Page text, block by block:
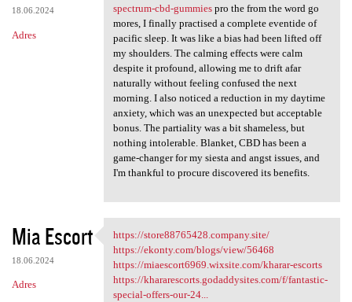
18.06.2024
Adres
spectrum-cbd-gummiespro the from the word go
mores, I finally practised a complete eventide of
pacific sleep. It was like a bias had been lifted off
my shoulders. The calming effects were calm
despite it profound, allowing me to drift afar
naturally without feeling confused the next
morning. I also noticed a reduction in my daytime
anxiety, which was an unexpected but acceptable
bonus. The partiality was a bit shameless, but
nothing intolerable. Blanket, CBD has been a
game-changer for my siesta and angst issues, and
I'm thankful to procure discovered its benefits.
Mia Escort
18.06.2024
Adres
https://store88765428.company
https://store88765428.company.site/
https://ekonty.com/blogs/view/56468
https://miaescort6969.wixsite.com/kharar-escorts
https://khararescorts.godaddysites.com/f/fantastic-
special-offers-our-24...